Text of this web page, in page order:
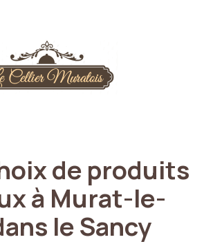
de produits
à Murat-le-
leSancy